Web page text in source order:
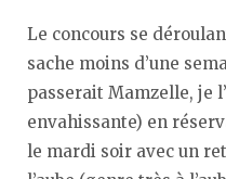
Le concours se
sache moins d’une
passerait Mamzelle, je
envahissante) en
le mardi soir avec un